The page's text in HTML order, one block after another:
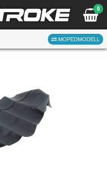
0
MOPEDMODELL